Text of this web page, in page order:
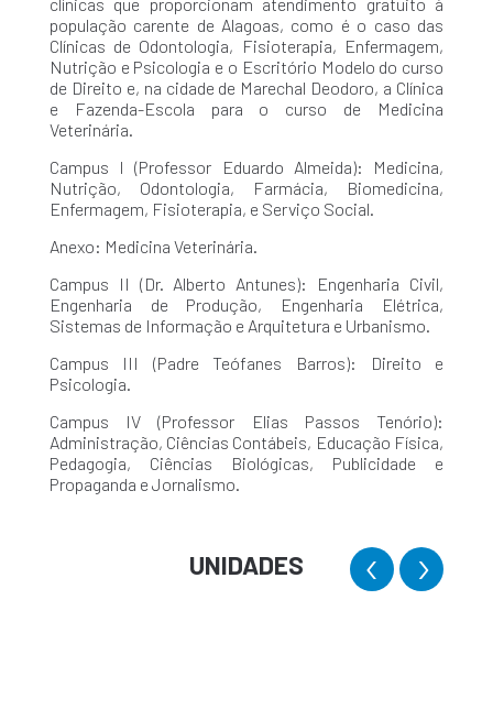
população carente de Alagoas, como é o caso das
Clínicas de Odontologia, Fisioterapia, Enfermagem,
Nutrição e Psicologia e o Escritório Modelo do curso
de Direito e, na cidade de Marechal Deodoro, a Clínica
e Fazenda-Escola para o curso de Medicina
Veterinária.
Campus I (Professor Eduardo Almeida): Medicina,
Nutrição, Odontologia, Farmácia, Biomedicina,
Enfermagem, Fisioterapia, e Serviço Social.
Anexo: Medicina Veterinária.
Campus II (Dr. Alberto Antunes): Engenharia Civil,
Engenharia de Produção, Engenharia Elétrica,
Sistemas de Informação e Arquitetura e Urbanismo.
Campus III (Padre Teófanes Barros): Direito e
Psicologia.
Campus IV (Professor Elias Passos Tenório):
Administração, Ciências Contábeis, Educação Física,
Pedagogia, Ciências Biológicas, Publicidade e
Propaganda e Jornalismo.
UNIDADES ‹ ›